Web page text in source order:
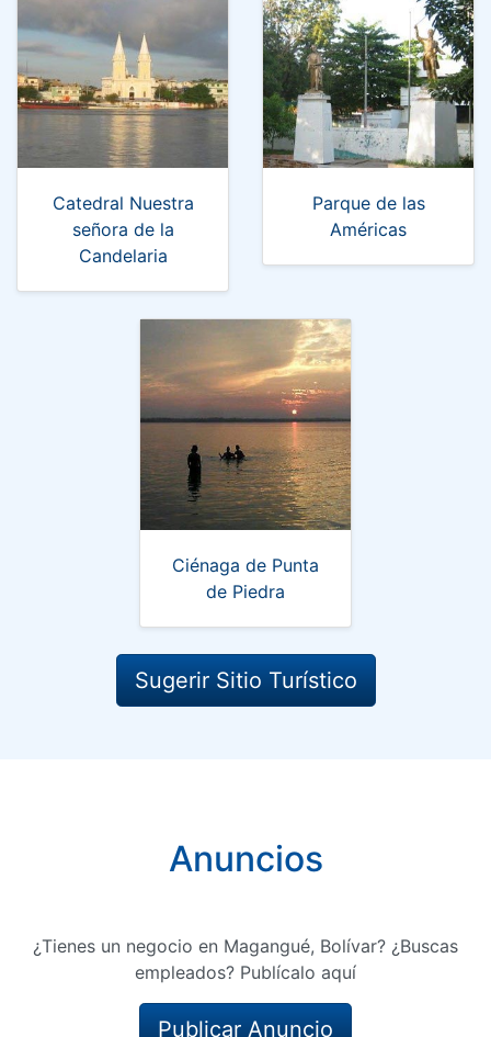
Catedral Nuestra
señora de la
Candelaria
Parque de las
Américas
Ciénaga de Punta
de Piedra
Sugerir Sitio Turístico
Anuncios
¿Tienes un negocio en Magangué, Bolívar? ¿Buscas
empleados? Publícalo aquí
Publicar Anuncio